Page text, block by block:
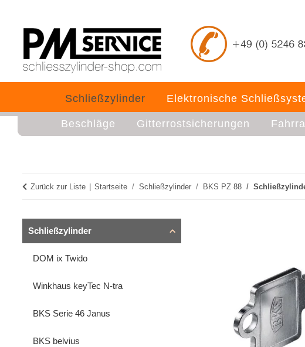
Schließzylinder Elektronische
Beschläge Gitterrostsicherungen
Zurück zur Liste Startseite Schließzylinder BKS PZ 88
Schließzylinder
DOM ix Twido
Winkhaus keyTec N-tra
BKS Serie 46 Janus
BKS belvius